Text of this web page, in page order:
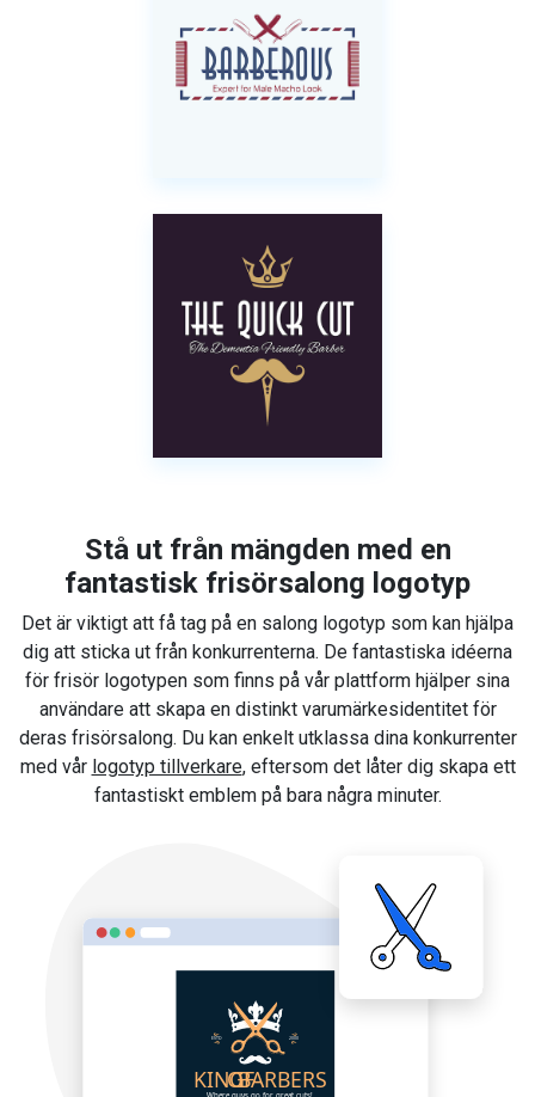
Stå ut från mängden med en
fantastisk frisörsalong logotyp
Det är viktigt att få tag på en salong logotyp som kan hjälpa
dig att sticka ut från konkurrenterna. De fantastiska idéerna
för frisör logotypen som finns på vår plattform hjälper sina
användare att skapa en distinkt varumärkesidentitet för
deras frisörsalong. Du kan enkelt utklassa dina konkurrenter
med vår logotyp tillverkare, eftersom det låter dig skapa ett
fantastiskt emblem på bara några minuter.